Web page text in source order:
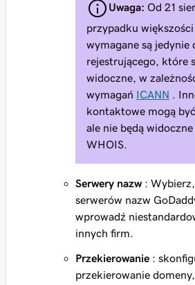
Uwaga: Od 21
przypadku
wymagane są
rejestrującego, które
widoczne, w
wymagań ICANN .
kontaktowe mogą
ale nie będą
WHOIS.
Serwery nazw: Wybierz,
serwerów nazw
wprowadź
innych firm.
Przekierowanie :
przekierowanie